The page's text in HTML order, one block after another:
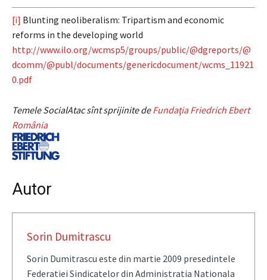
[i] Blunting neoliberalism: Tripartism and economic
reforms in the developing world
http://www.ilo.org/wcmsp5/groups/public/@dgreports/@
dcomm/@publ/documents/genericdocument/wcms_11921
0.pdf
Temele SocialAtac sînt sprijinite deFundaţia Friedrich Ebert
România
Autor
Sorin Dumitrascu
Sorin Dumitrascu este din martie 2009 presedintele
Federatiei Sindicatelor din Administratia Nationala